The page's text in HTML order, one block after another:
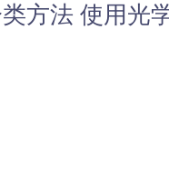
方法 使用光